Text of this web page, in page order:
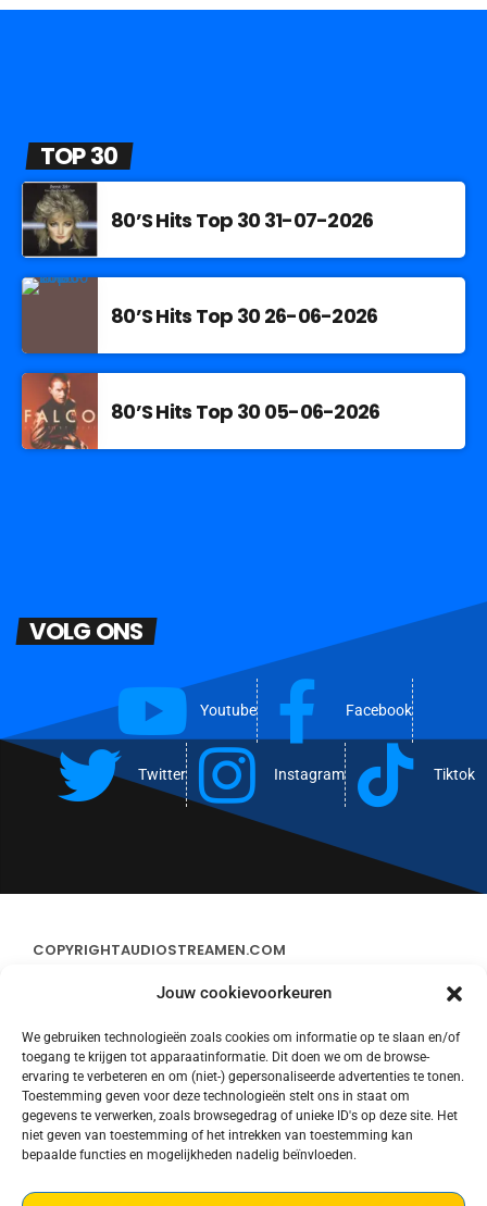
Jouw cookievoorkeuren
We gebruiken technologieën zoals cookies om informatie op te slaan en/of
toegang te krijgen tot apparaatinformatie. Dit doen we om de browse-
ervaring te verbeteren en om (niet-) gepersonaliseerde advertenties te tonen.
Toestemming geven voor deze technologieën stelt ons in staat om
gegevens te verwerken, zoals browsegedrag of unieke ID's op deze site. Het
niet geven van toestemming of het intrekken van toestemming kan
bepaalde functies en mogelijkheden nadelig beïnvloeden.
TOP 30
80’S Hits Top 30 31-07-2026
80’S Hits Top 30 26-06-2026
80’S Hits Top 30 05-06-2026
VOLG ONS
Youtube Facebook
Twitter Instagram Tiktok
COPYRIGHTAUDIOSTREAMEN.COM
CONTACT
STREAMS